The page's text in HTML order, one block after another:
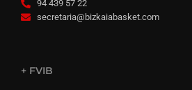
94 439 57 22
secretaria@bizkaiabasket.com
+ FVIB